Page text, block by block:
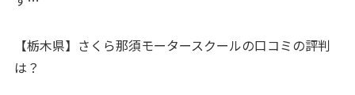
【栃木県】さくら那須モータースクールの口コミの評判
は？